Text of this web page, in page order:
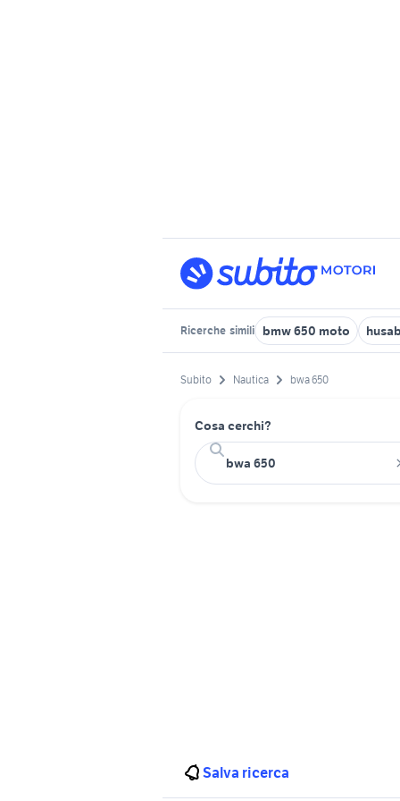
Ricerche simili bmw 650 moto
Subito Nautica bwa 650
Cosa cerchi?
Salva ricerca